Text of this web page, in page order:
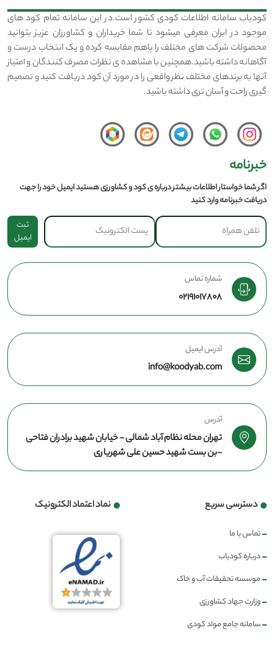
کودیاب سامانه اطلاعات کودی کشور است.در این سامانه تمام کود های
موجود در ایران معرفی میشود تا شما خریداران و کشاورزان عزیز بتوانید
محصولات شرکت های مختلف را باهم مقایسه کرده و یک انتخاب درست و
آگاهانه داشته باشید.همچنین با مشاهده ی نظرات مصرف کنندگان و امتیاز
آنها به برندهای مختلف نظر واقعی را در مورد آن کود دریافت کنید و تصمیم
گیری راحت و آسان تری داشته باشید.
خبرنامه
اگر شما خواستار اطلاعات بیشتر درباره ی کود و کشاورزی هستید ایمیل خود را جهت
دریافت خبرنامه وارد کنید
ثبت
ایمیل
شماره تماس
02191017808
آدرس ایمیل
info@koodyab.com
آدرس
تهران محله نظام آباد شمالی - خیابان شهید برادران فتاحی
-بن بست شهید حسین علی شهریاری
دسترسی سریع
تماس با ما
درباره کودیاب
موسسه تحقیقات آب و خاک
وزارت جهاد کشاورزی
سامانه جامع مواد کودی
نماد اعتماد الکترونیک